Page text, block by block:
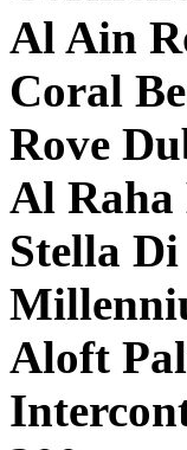
Al Ain
Coral
Rove
Al Raha
Stella
Aloft